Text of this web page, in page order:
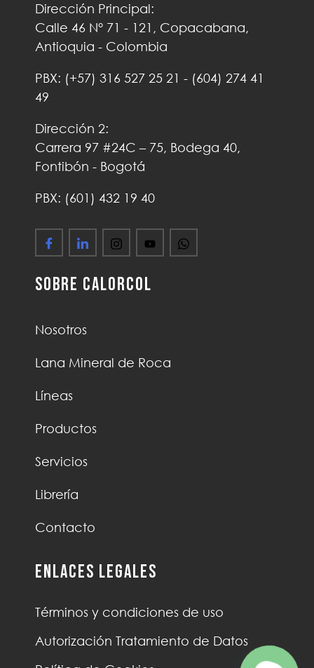
Dirección Principal:
Calle 46 N° 71 - 121, Copacabana,
Antioquia - Colombia
PBX: (+57) 316 527 25 21 - (604) 274 41
49
Dirección 2:
Carrera 97 #24C – 75, Bodega 40,
Fontibón - Bogotá
PBX: (601) 432 19 40
Sobre Calorcol
Nosotros
Lana Mineral de Roca
Líneas
Productos
Servicios
Librería
Contacto
Enlaces Legales
Términos y condiciones de uso
Autorización Tratamiento de Datos